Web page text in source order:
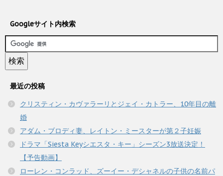
Googleサイト内検索
最近の投稿
クリスティン・カヴァラーリとジェイ・カトラー、10年目の離
婚
アダム・ブロディ妻、レイトン・ミースターが第２子妊娠
ドラマ「Siesta Keyシエスタ・キー」シーズン3放送決定！
【予告動画】
ローレン・コンラッド、ズーイー・デシャネルの子供の名前パ